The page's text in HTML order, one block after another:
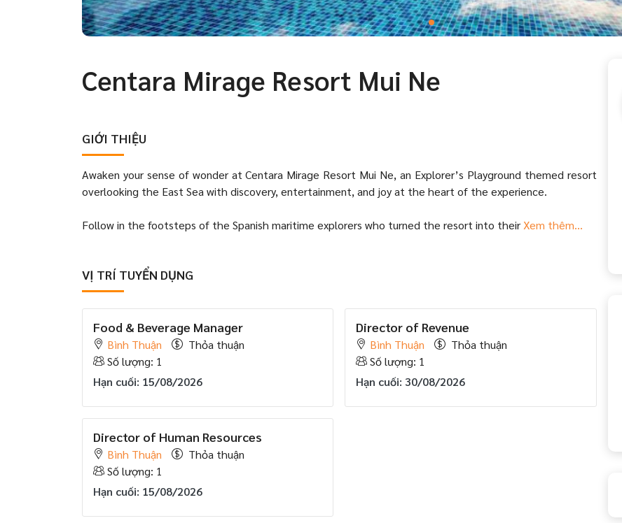
Centara Mirage Resort Mui Ne
GIỚI THIỆU
Awaken your sense of wonder at Centara Mirage Resort Mui Ne, an Explorer’s Playground themed resort
overlooking the East Sea with discovery, entertainment, and joy at the heart of the experience.
Follow in the footsteps of the Spanish maritime explorers who turned the resort into their Xem thêm...
VỊ TRÍ TUYỂN DỤNG
Food & Beverage Manager
Bình Thuận
Thỏa thuận
Số lượng: 1
Hạn cuối: 15/08/2026
Director of Revenue
Bình Thuận
Thỏa thuận
Số lượng: 1
Hạn cuối: 30/08/2026
Director of Human Resources
Bình Thuận
Thỏa thuận
Số lượng: 1
Hạn cuối: 15/08/2026